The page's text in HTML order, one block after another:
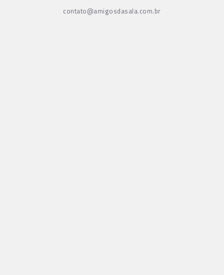
contato@amigosdasala.com.br